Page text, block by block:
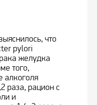
что
pylori
желудка
того,
алкоголя
раза, рацион с
и